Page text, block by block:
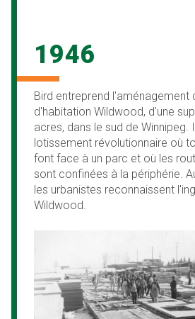
1946
Bird entreprend l'aménagement
d'habitation Wildwood, d'une
acres, dans le sud de Winnipeg.
lotissement révolutionnaire où
font face à un parc et où les
sont confinées à la périphérie.
les urbanistes reconnaissent
Wildwood.